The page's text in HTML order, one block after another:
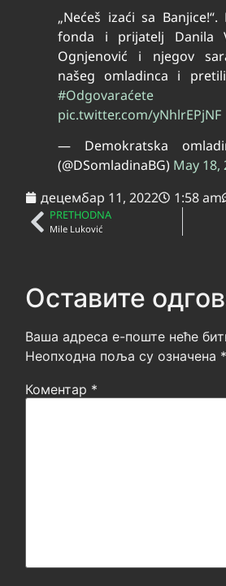
„Nećeš izaći sa
fonda i prijatelj Danila
Ognjenović i njegov
našeg omladinca i
#Odgovaraćete
pic.twitter.com/yNhlrEPjNF
— Demokratska
(@DSomladinaBG) May 18,
децембар 11, 2022
1:58 am
PRETHODNA
Mile Luković
Оставите
Ваша адреса е-поште неће
Неопходна поља су означена *
Коментар *